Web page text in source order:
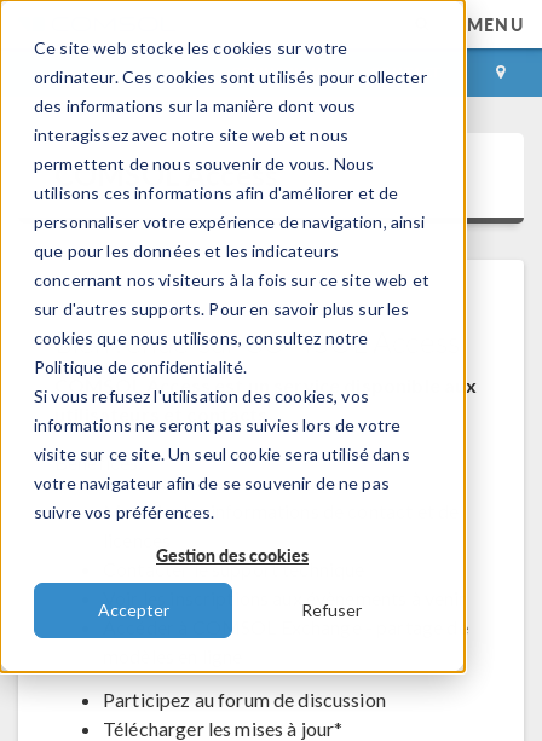
Ce site web stocke les cookies sur votre
ordinateur. Ces cookies sont utilisés pour collecter
des informations sur la manière dont vous
interagissez avec notre site web et nous
permettent de nous souvenir de vous. Nous
utilisons ces informations afin d'améliorer et de
personnaliser votre expérience de navigation, ainsi
que pour les données et les indicateurs
concernant nos visiteurs à la fois sur ce site web et
sur d'autres supports. Pour en savoir plus sur les
cookies que nous utilisons, consultez notre
Politique de confidentialité.
Si vous refusez l'utilisation des cookies, vos
informations ne seront pas suivies lors de votre
visite sur ce site. Un seul cookie sera utilisé dans
votre navigateur afin de se souvenir de ne pas
suivre vos préférences.
Gestion des cookies
Accepter Refuser
MENU
CONNEXION CONTACT
COMSOL Access
Bienvenue sur COMSOL Access
COMSOL Access est un service disponible aux
utilisateurs et contacts.
Bénéfices:
Modifier les informations de contact et de
Contacter le support technique
Voir les inscriptions aux évènements à venir
Accéder à COMSOL Exchange - partage de
Participez au forum de discussion
Télécharger les mises à jour*